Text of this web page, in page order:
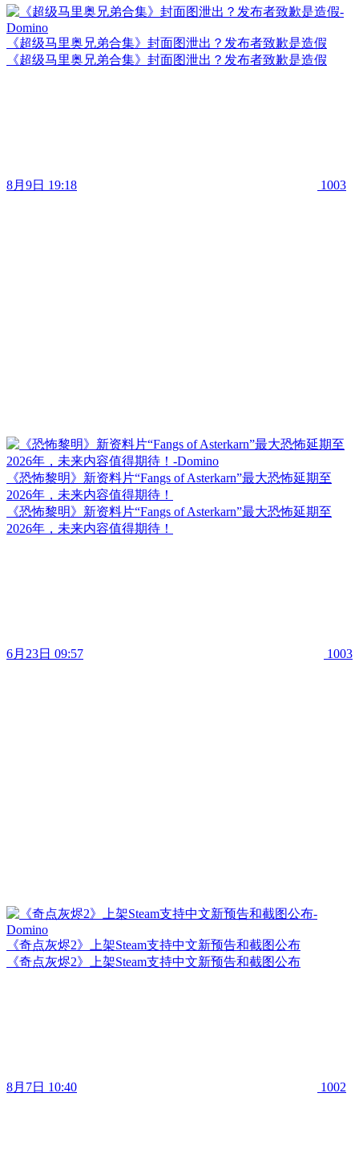
《超级马里奥兄弟合集》封面图泄出？发布者致歉是造假
《超级马里奥兄弟合集》封面图泄出？发布者致歉是造假
8月9日 19:18 1003
《恐怖黎明》新资料片“Fangs of Asterkarn”最大恐怖延期至
2026年，未来内容值得期待！
《恐怖黎明》新资料片“Fangs of Asterkarn”最大恐怖延期至
2026年，未来内容值得期待！
6月23日 09:57 1003
《奇点灰烬2》上架Steam支持中文新预告和截图公布
《奇点灰烬2》上架Steam支持中文新预告和截图公布
8月7日 10:40 1002